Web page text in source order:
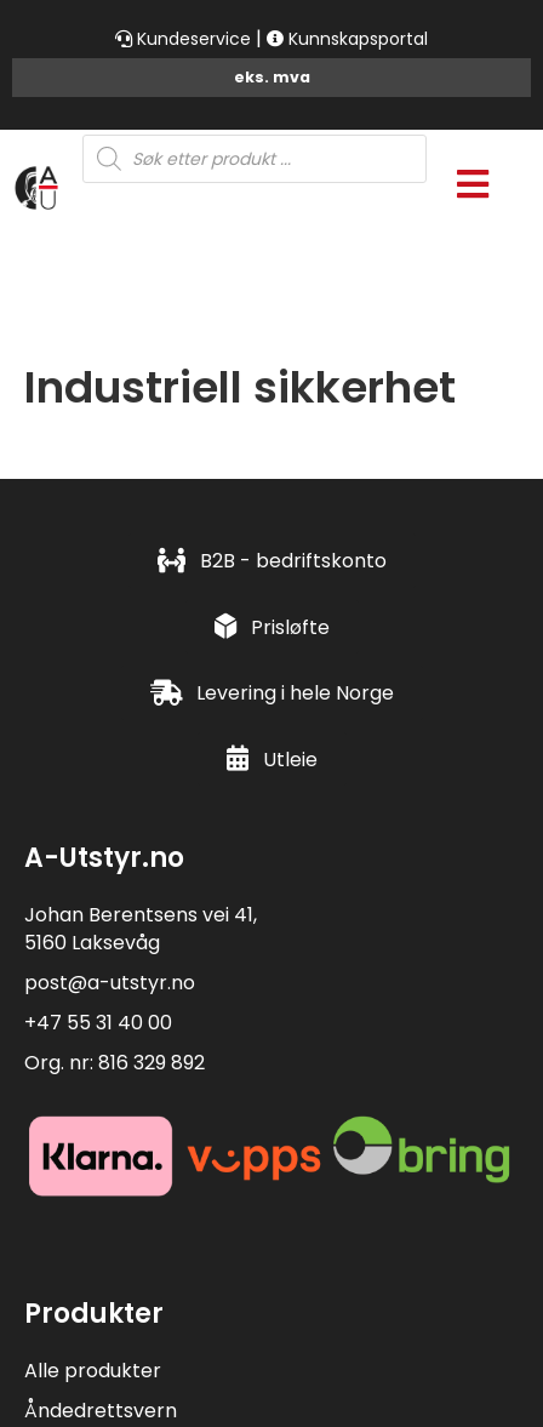
Kundeservice | Kunnskapsportal
Products
search
Industriell sikkerhet
B2B - bedriftskonto
Prisløfte
Levering i hele Norge
Utleie
A-Utstyr.no
Johan Berentsens vei 41,
5160 Laksevåg
post@a-utstyr.no
+47 55 31 40 00
Org. nr: 816 329 892
Produkter
Alle produkter
Åndedrettsvern